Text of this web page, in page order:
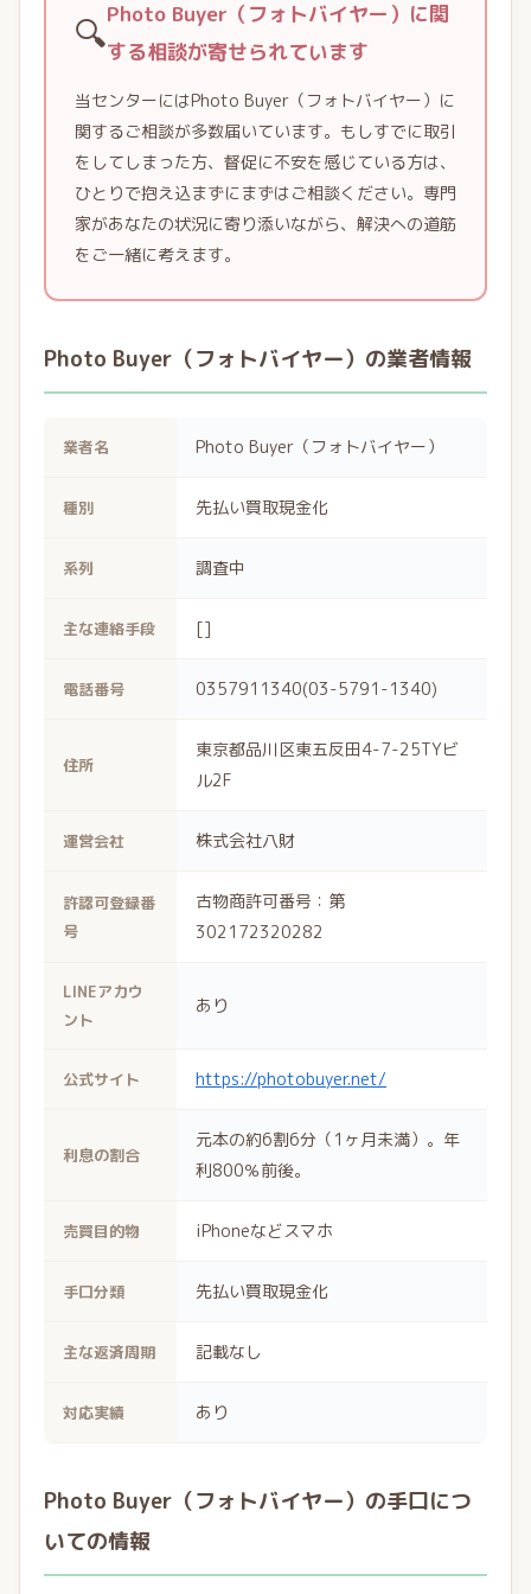
🔍Photo Buyer（フォトバイヤー）に関
する相談が寄せられています
当センターにはPhoto Buyer（フォトバイヤー）に
関するご相談が多数届いています。もしすでに取引
をしてしまった方、督促に不安を感じている方は、
ひとりで抱え込まずにまずはご相談ください。専門
家があなたの状況に寄り添いながら、解決への道筋
をご一緒に考えます。
Photo Buyer（フォトバイヤー）の業者情報
業者名 Photo Buyer（フォトバイヤー）
種別 先払い買取現金化
系列 調査中
主な連絡手段 []
電話番号 0357911340(03-5791-1340)
住所
東京都品川区東五反田4-7-25TYビ
ル2F
運営会社 株式会社八財
許認可登録番
号
古物商許可番号：第
302172320282
LINEアカウ
ント
あり
公式サイト https://photobuyer.net/
利息の割合
元本の約6割6分（1ヶ月未満）。年
利800％前後。
売買目的物 iPhoneなどスマホ
手口分類 先払い買取現金化
主な返済周期 記載なし
対応実績 あり
Photo Buyer（フォトバイヤー）の手口につ
いての情報